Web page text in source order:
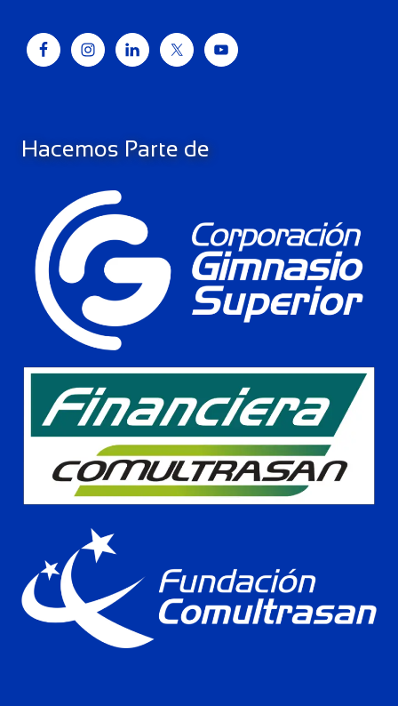
Hacemos Parte de